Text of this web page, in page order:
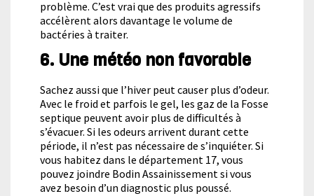
problème. C’est vrai que des produits agressifs
accélèrent alors davantage le volume de
bactéries à traiter.
6. Une météo non favorable
Sachez aussi que l’hiver peut causer plus d’odeur.
Avec le froid et parfois le gel, les gaz de la Fosse
septique peuvent avoir plus de difficultés à
s’évacuer. Si les odeurs arrivent durant cette
période, il n’est pas nécessaire de s’inquiéter. Si
vous habitez dans le département 17, vous
pouvez joindre Bodin Assainissement si vous
avez besoin d’un diagnostic plus poussé.